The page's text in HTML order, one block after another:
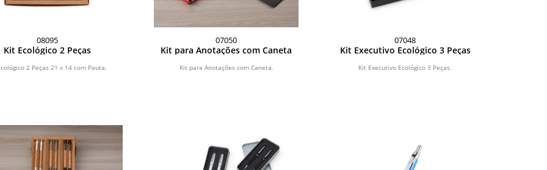
08095
Kit Ecológico 2 Peças
2 Peças 21 x 14 com Pauta.
07050
Kit para Anotações com Caneta
Kit para Anotações com Caneta.
07048
Kit Executivo Ecológico 3 Peças
Kit Executivo Ecológico 3 Peças.